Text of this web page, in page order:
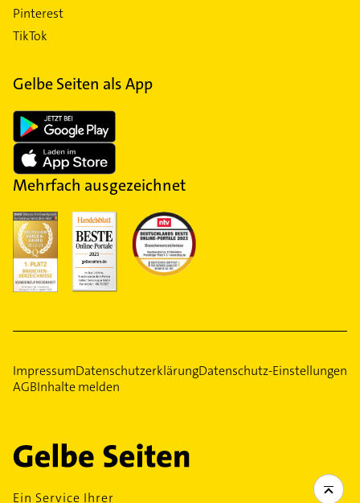
Pinterest
TikTok
Gelbe Seiten als App
Mehrfach ausgezeichnet
ImpressumDatenschutzerklärungDatenschutz-Einstellungen
AGBInhalte melden
Ein Service Ihrer